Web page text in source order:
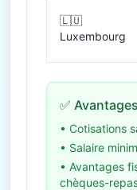
🇱🇺
Luxembourg
✅
• Cotisations
• Salaire
• Avantages
chèques-